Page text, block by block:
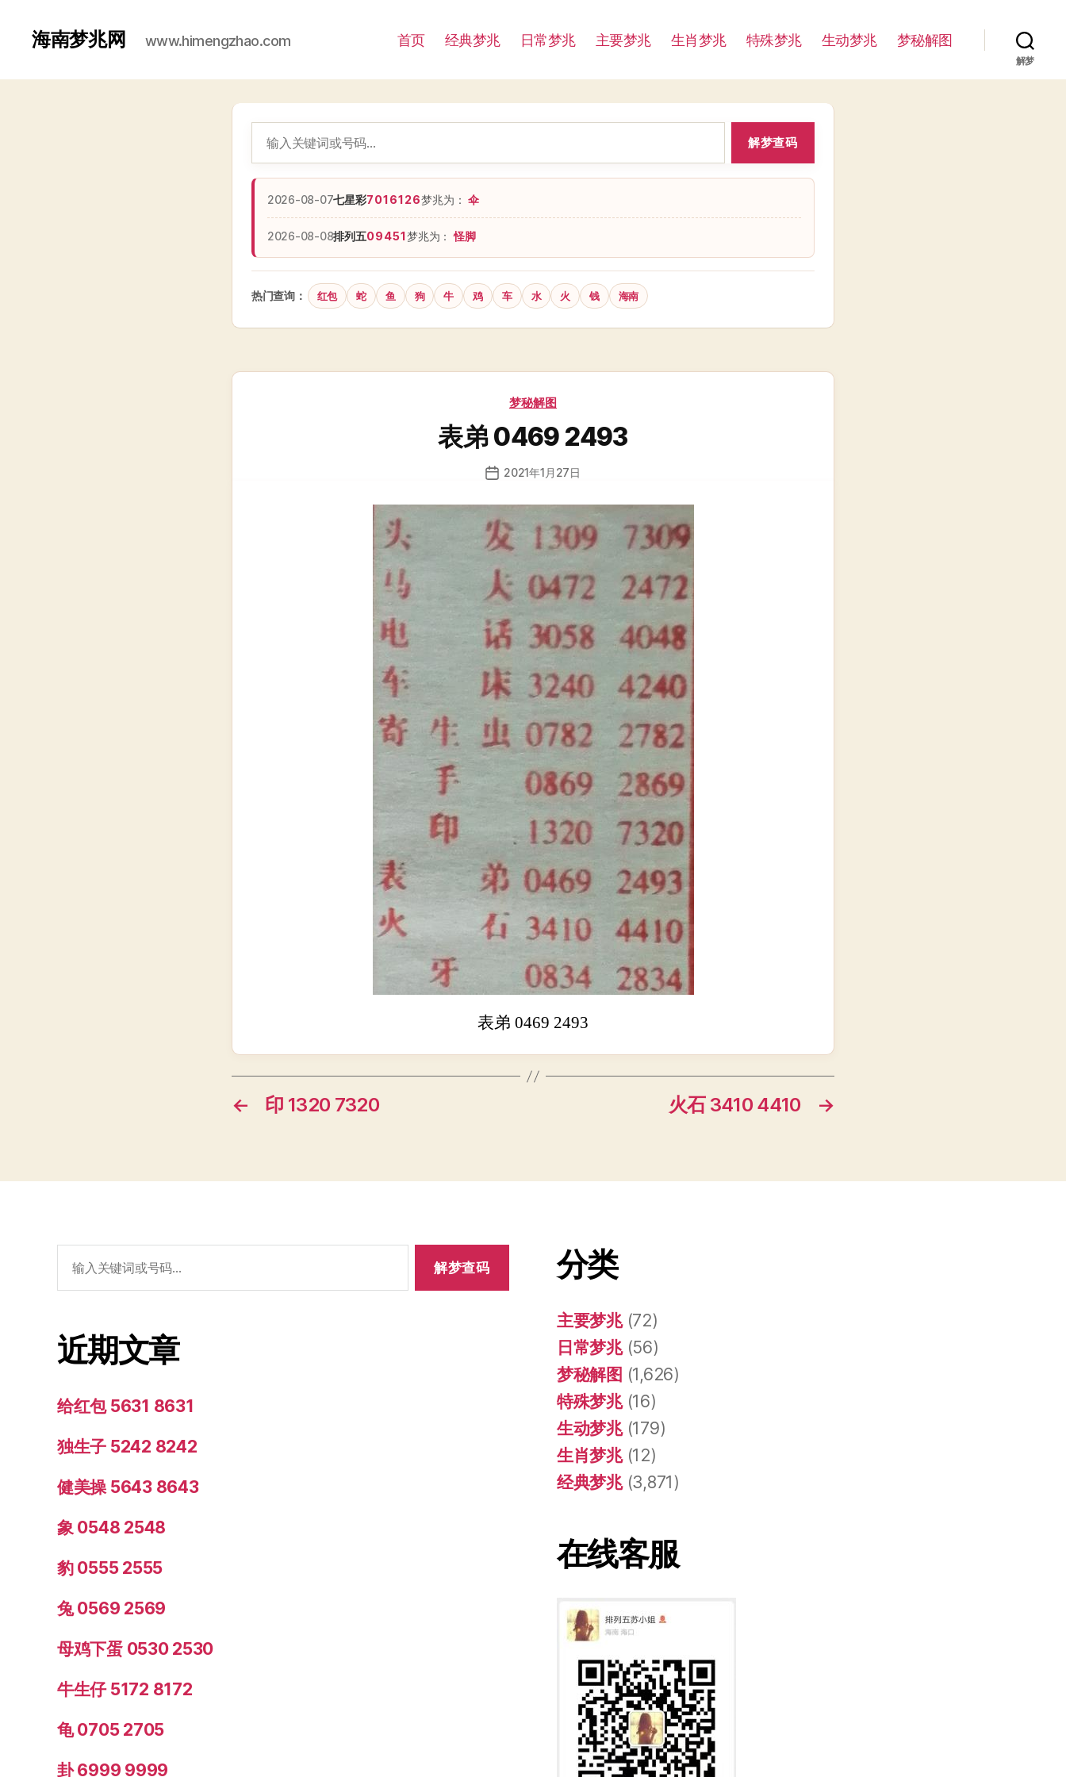
海南梦兆网 www.himengzhao.com 首页 经典梦兆 日常梦兆 主要梦兆 生肖梦兆 特殊梦兆 生动梦兆 梦秘解图
解梦
解梦查码
2026-08-07七星彩7016126梦兆为：伞
2026-08-08排列五09451梦兆为：怪脚
热门查询： 红包 蛇 鱼 狗 牛 鸡 车 水 火 钱 海南
分
梦秘解图
表弟 0469 2493
发
日
期
2021年1月27日
表弟 0469 2493
← 印 1320 7320 →
火石 3410 4410
索：
近期文章
给红包 5631 8631
独生子 5242 8242
健美操 5643 8643
象 0548 2548
豹 0555 2555
兔 0569 2569
母鸡下蛋 0530 2530
牛生仔 5172 8172
龟 0705 2705
卦 6999 9999
分类
主要梦兆(72)
日常梦兆(56)
梦秘解图 (1,626)
特殊梦兆(16)
生动梦兆(179)
生肖梦兆(12)
经典梦兆(3,871)
在线客服